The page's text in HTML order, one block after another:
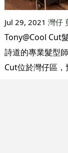
Jul 29, 2021 灣仔
Tony@Cool Cut
詩道的專業髮型
Cut位於灣仔區